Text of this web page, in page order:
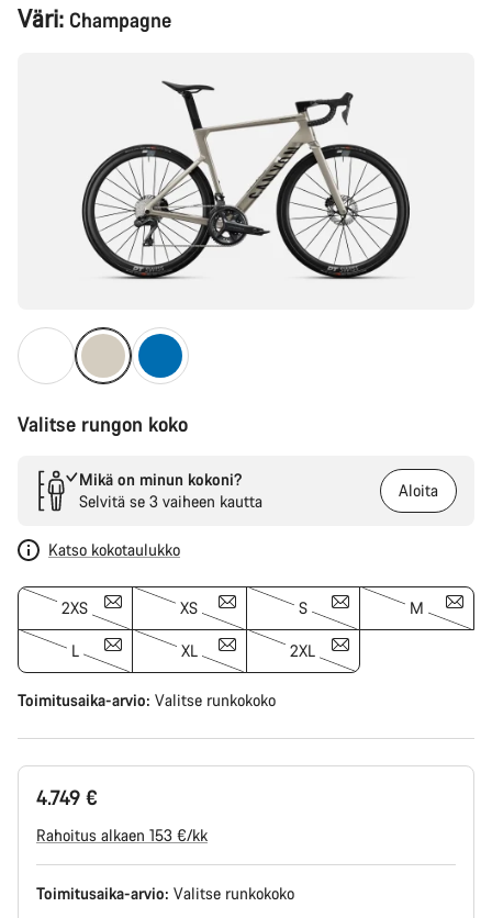
Tuotekonfiguraatio
Väri: Champagne
Valitse rungon koko
Mikä on minun kokoni?
Selvitä se 3 vaiheen kautta
Aloita
Katso kokotaulukko
2XS XS S M
L XL 2XL
Toimitusaika-arvio: Valitse runkokoko
4.749 €
Rahoitus alkaen 153 €/kk
Toimitusaika-arvio: Valitse runkokoko